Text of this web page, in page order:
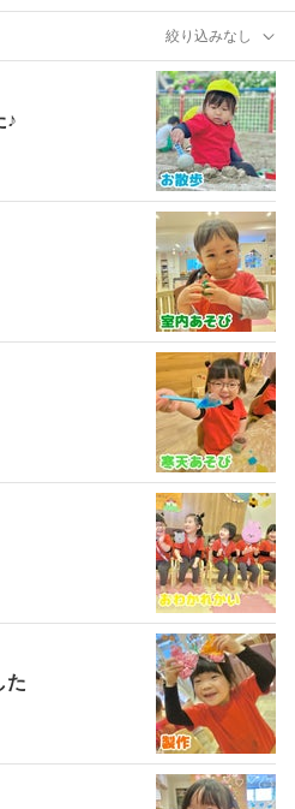
絞り込みなし
♪
た